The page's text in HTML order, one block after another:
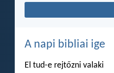
A napi bibliai ige
El tud-e rejtőzni valaki